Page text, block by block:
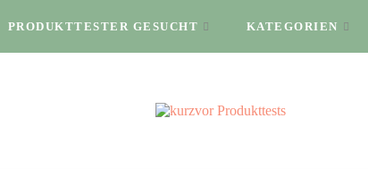
PRODUKTTESTER GESUCHT KATEGORIEN